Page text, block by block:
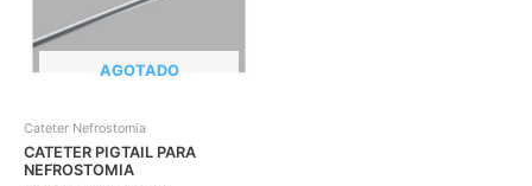
AGOTADO
Cateter Nefrostomia
CATETER PIGTAIL PARA
NEFROSTOMIA
se
pueden